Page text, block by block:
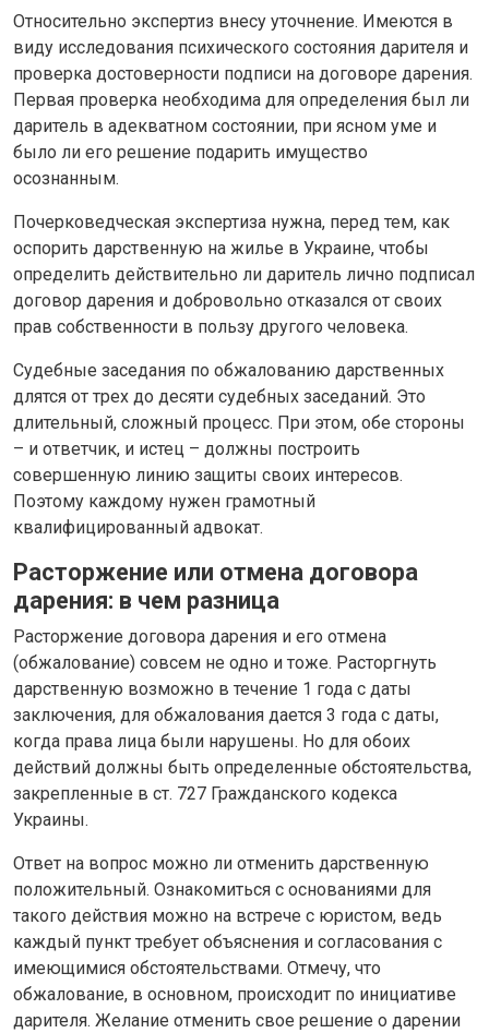
Относительно экспертиз внесу уточнение. Имеются в
виду исследования психического состояния дарителя и
проверка достоверности подписи на договоре дарения.
Первая проверка необходима для определения был ли
даритель в адекватном состоянии, при ясном уме и
было ли его решение подарить имущество
осознанным.
Почерковедческая экспертиза нужна, перед тем, как
оспорить дарственную на жилье в Украине, чтобы
определить действительно ли даритель лично подписал
договор дарения и добровольно отказался от своих
прав собственности в пользу другого человека.
Судебные заседания по обжалованию дарственных
длятся от трех до десяти судебных заседаний. Это
длительный, сложный процесс. При этом, обе стороны
– и ответчик, и истец – должны построить
совершенную линию защиты своих интересов.
Поэтому каждому нужен грамотный
квалифицированный адвокат.
Расторжение или отмена договора
дарения: в чем разница
Расторжение договора дарения и его отмена
(обжалование) совсем не одно и тоже. Расторгнуть
дарственную возможно в течение 1 года с даты
заключения, для обжалования дается 3 года с даты,
когда права лица были нарушены. Но для обоих
действий должны быть определенные обстоятельства,
закрепленные в ст. 727 Гражданского кодекса
Украины.
Ответ на вопрос можно ли отменить дарственную
положительный. Ознакомиться с основаниями для
такого действия можно на встрече с юристом, ведь
каждый пункт требует объяснения и согласования с
имеющимися обстоятельствами. Отмечу, что
обжалование, в основном, происходит по инициативе
дарителя. Желание отменить свое решение о дарении